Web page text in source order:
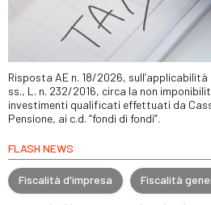
Risposta AE n. 18/2026, sull’applicabilità
ss., L. n. 232/2016, circa la non
investimenti qualificati effettuati da
Pensione, ai c.d. “fondi di fondi”.
FLASH NEWS
Fiscalità d'impresa Fiscalità